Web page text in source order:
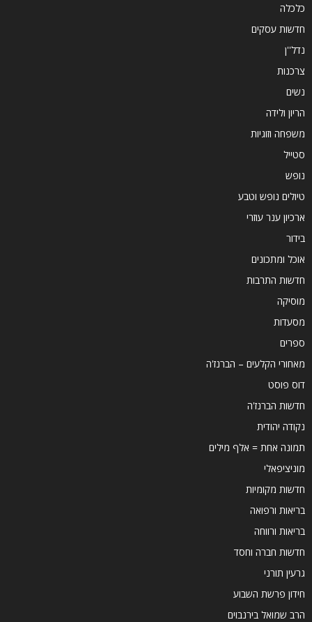
כלכלה
חדשות עסקים
נדל''ן
צרכנות
נשים
הריון ולידה
משפחה וזוגיות
סטייל
נופש
טיולים נופש וטבע
ארכיון ענר עוזרי
בידור
אוכל ומתכונים
חדשות התרבות
מוסיקה
מסעדות
ספרים
מאחורי הקלעים – הברנז'ה
דוס פוסט
חדשות הברנז'ה
נקודה יהודית
תמונה אחת = אלף מילים
מוניציפאלי
חדשות מקומיות
בריאות ורפואה
בריאות ורווחה
חדשות חברה וחסד
גרעין תורני
חידון פרשת השבוע
הרב שמואל בירנבוים